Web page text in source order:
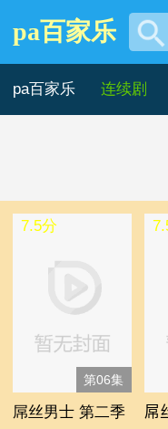
2028年泰
pa百家乐
pa百家乐 连续剧
第06集
7.5分
屌丝男士 第二季 屌